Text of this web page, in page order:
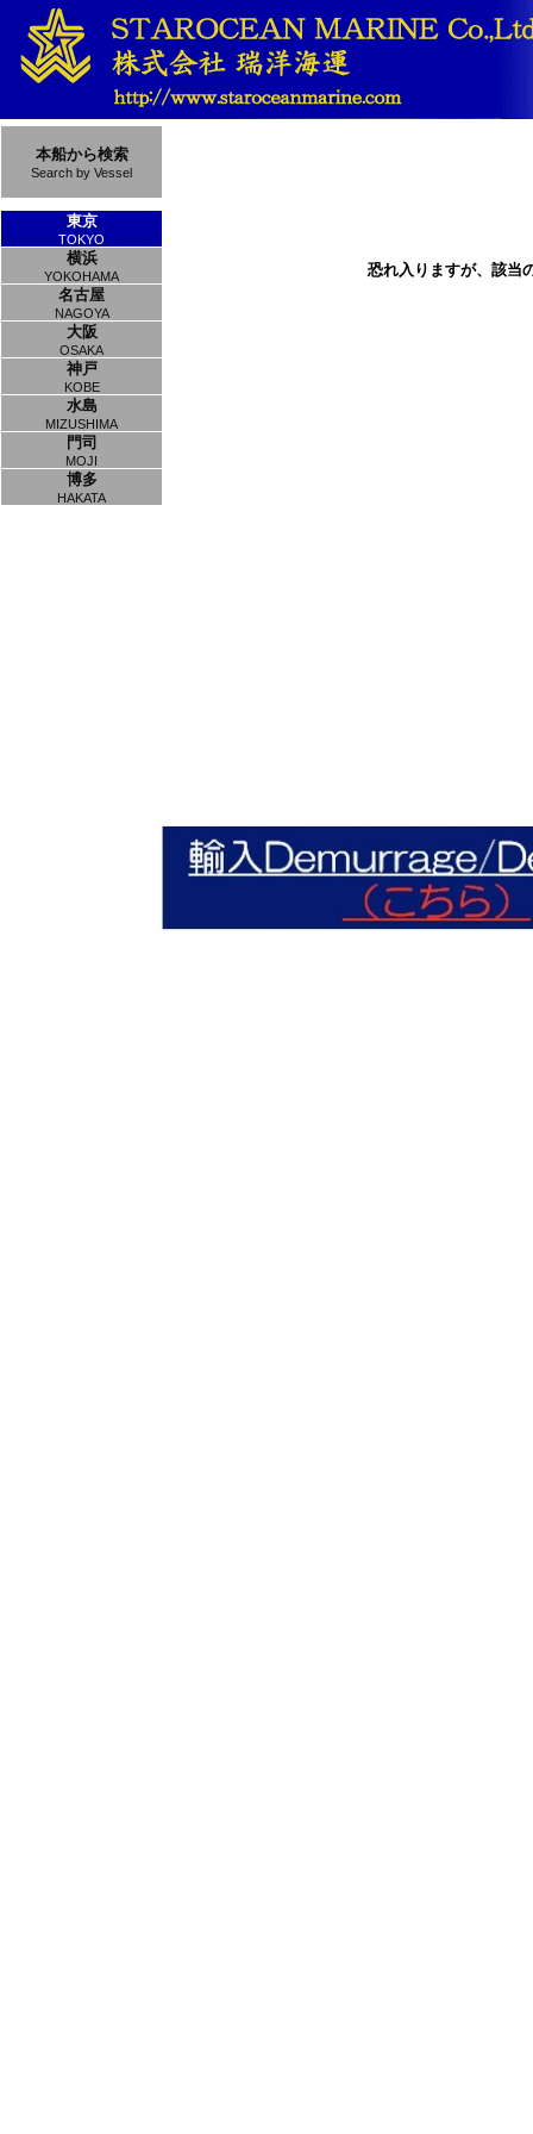
本船から検索
Search by Vessel
東京
TOKYO
横浜
YOKOHAMA
名古屋
NAGOYA
大阪
OSAKA
神戸
KOBE
水島
MIZUSHIMA
門司
MOJI
博多
HAKATA
恐れ入りますが、該当